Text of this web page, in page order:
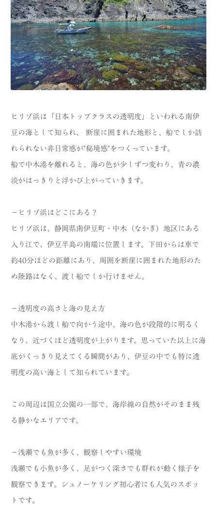
ヒリゾ浜は「日本トップクラスの透明度」といわれる南伊
豆の海として知られ、 断崖に囲まれた地形と、船でしか訪
れられない非日常感が"秘境感"をつくっています。
船で中木港を離れると、海の色が少しずつ変わり、青の濃
淡がはっきりと浮かび上がっていきます。
－ヒリゾ浜はどこにある？
ヒリゾ浜は、静岡県南伊豆町・中木（なかぎ）地区にある
入り江で、伊豆半島の南端に位置します。下田からは車で
約40分ほどの距離にあり、周囲を断崖に囲まれた地形のた
め陸路はなく、渡し船でしか行けません。
－透明度の高さと海の見え方
中木港から渡し船で向かう途中、海の色が段階的に明るく
なり、近づくほど透明度が上がります。思っていた以上に海
底がくっきり見えてくる瞬間があり、伊豆の中でも特に透
明度の高い海として知られています。
この周辺は国立公園の一部で、海岸線の自然がそのまま残
る静かなエリアです。
－浅瀬でも魚が多く、観察しやすい環境
浅瀬でも小魚が多く、足がつく深さでも群れが動く様子を
観察できます。シュノーケリング初心者にも人気のスポッ
トです。